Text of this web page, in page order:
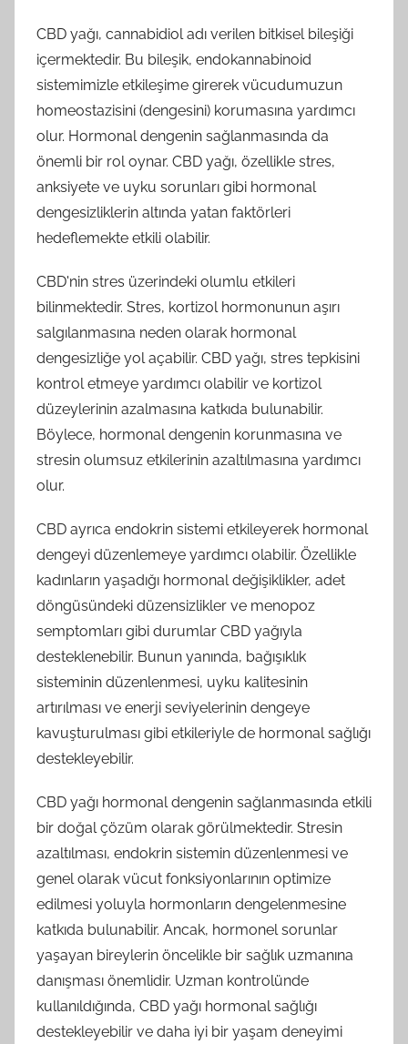
CBD yağı, cannabidiol adı verilen bitkisel bileşiği
içermektedir. Bu bileşik, endokannabinoid
sistemimizle etkileşime girerek vücudumuzun
homeostazisini (dengesini) korumasına yardımcı
olur. Hormonal dengenin sağlanmasında da
önemli bir rol oynar. CBD yağı, özellikle stres,
anksiyete ve uyku sorunları gibi hormonal
dengesizliklerin altında yatan faktörleri
hedeflemekte etkili olabilir.
CBD'nin stres üzerindeki olumlu etkileri
bilinmektedir. Stres, kortizol hormonunun aşırı
salgılanmasına neden olarak hormonal
dengesizliğe yol açabilir. CBD yağı, stres tepkisini
kontrol etmeye yardımcı olabilir ve kortizol
düzeylerinin azalmasına katkıda bulunabilir.
Böylece, hormonal dengenin korunmasına ve
stresin olumsuz etkilerinin azaltılmasına yardımcı
olur.
CBD ayrıca endokrin sistemi etkileyerek hormonal
dengeyi düzenlemeye yardımcı olabilir. Özellikle
kadınların yaşadığı hormonal değişiklikler, adet
döngüsündeki düzensizlikler ve menopoz
semptomları gibi durumlar CBD yağıyla
desteklenebilir. Bunun yanında, bağışıklık
sisteminin düzenlenmesi, uyku kalitesinin
artırılması ve enerji seviyelerinin dengeye
kavuşturulması gibi etkileriyle de hormonal sağlığı
destekleyebilir.
CBD yağı hormonal dengenin sağlanmasında etkili
bir doğal çözüm olarak görülmektedir. Stresin
azaltılması, endokrin sistemin düzenlenmesi ve
genel olarak vücut fonksiyonlarının optimize
edilmesi yoluyla hormonların dengelenmesine
katkıda bulunabilir. Ancak, hormonel sorunlar
yaşayan bireylerin öncelikle bir sağlık uzmanına
danışması önemlidir. Uzman kontrolünde
kullanıldığında, CBD yağı hormonal sağlığı
destekleyebilir ve daha iyi bir yaşam deneyimi